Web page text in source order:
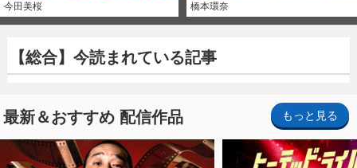
今田美桜 橋本環奈
【総合】今読まれている記事
最新＆おすすめ 配信作品 もっと見る